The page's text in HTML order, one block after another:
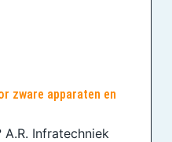
zware apparaten en
Infratechniek